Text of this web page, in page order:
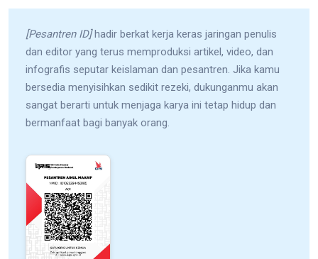
[Pesantren ID]hadir berkat kerja keras jaringan penulis
dan editor yang terus memproduksi artikel, video, dan
infografis seputar keislaman dan pesantren. Jika kamu
bersedia menyisihkan sedikit rezeki, dukunganmu akan
sangat berarti untuk menjaga karya ini tetap hidup dan
bermanfaat bagi banyak orang.